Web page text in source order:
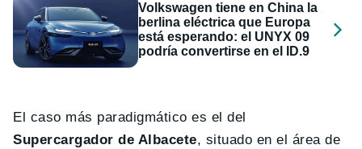
Volkswagen tiene en China la
berlina eléctrica que Europa
está esperando: el UNYX 09
podría convertirse en el ID.9
El caso más paradigmático es el del
Supercargador de Albacete, situado en el área de